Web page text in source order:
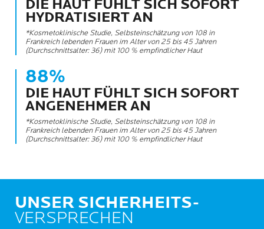
DIE HAUT FÜHLT SICH SOFORT
HYDRATISIERT AN
*Kosmetoklinische Studie, Selbsteinschätzung von 108 in
Frankreich lebenden Frauen im Alter von 25 bis 45 Jahren
(Durchschnittsalter: 36) mit 100 % empfindlicher Haut
88%
DIE HAUT FÜHLT SICH SOFORT
ANGENEHMER AN
*Kosmetoklinische Studie, Selbsteinschätzung von 108 in
Frankreich lebenden Frauen im Alter von 25 bis 45 Jahren
(Durchschnittsalter: 36) mit 100 % empfindlicher Haut
UNSER SICHERHEITS-
VERSPRECHEN